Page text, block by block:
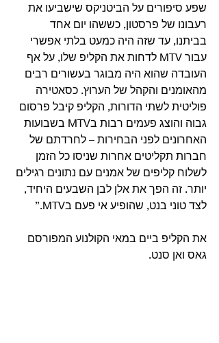
שפע סיפורים על הביטניקס שישביעו את
רעבונו של פרסטון, כששהו יום אחד
בביתנו, עד שזה היה כמעט בלתי אפשרי
עבור MTV לדחות את הקליפ שלו, על אף
העובדה שהוא היה מבוגר בעשורים רבים
מהאומנים והקהל של הערוץ. כסאטירה
פוליטית לשתי הדורות, הקליפ קיבל פרסום
גבוה והוצג פעמים רבות בMTV בשבועות
האחרונים לפני הבחירות – לחרדתם של
חברות תקליטים אחרות שניסו כל הזמן
לשלוח קליפים של אמנים עם נתונים רגילים
יותר. זה הפך את אלן לבן השבעים היחיד,
לצד טוני בנט, שהופיע אי פעם בMTV.”
את הקליפ ביים במאי הקולנוע המפורסם
גאס ואן סנט.